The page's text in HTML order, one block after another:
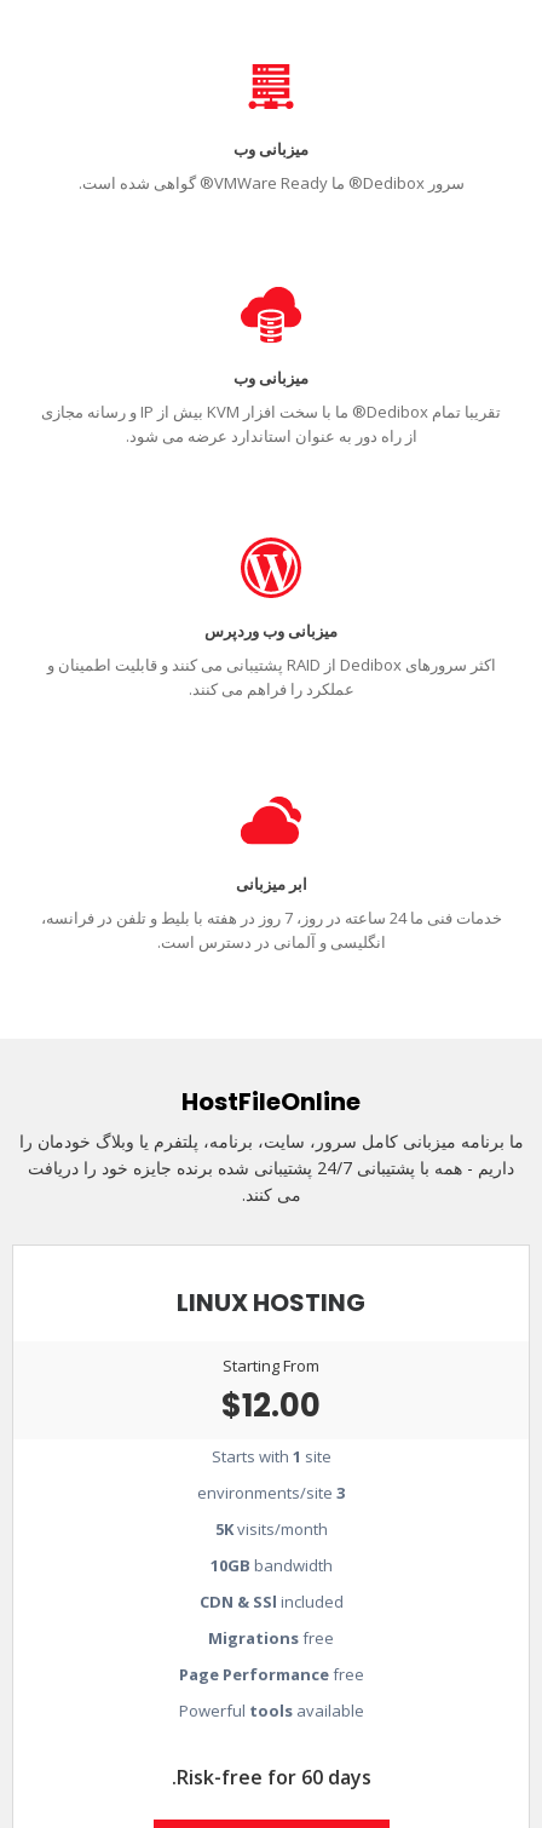
میزبانی وب
سرور Dedibox® ما VMWare Ready® گواهی شده است.
میزبانی وب
تقریبا تمام Dedibox® ما با سخت افزار KVM بیش از IP و رسانه مجازی
از راه دور به عنوان استاندارد عرضه می شود.
میزبانی وب وردپرس
اکثر سرورهای Dedibox از RAID پشتیبانی می کنند و قابلیت اطمینان و
عملکرد را فراهم می کنند.
ابر میزبانی
خدمات فنی ما 24 ساعته در روز، 7 روز در هفته با بلیط و تلفن در فرانسه،
انگلیسی و آلمانی در دسترس است.
HostFileOnline
ما برنامه میزبانی کامل سرور، سایت، برنامه، پلتفرم یا وبلاگ خودمان را
داریم - همه با پشتیبانی 24/7 پشتیبانی شده برنده جایزه خود را دریافت
می کنند.
LINUX HOSTING
Starting From
$12.00
Starts with 1 site
3
5Kvisits/month
10GB bandwidth
CDN & SSl included
Migrationsfree
Page Performancefree
Powerful toolsavailable
Risk-free for 60 days.